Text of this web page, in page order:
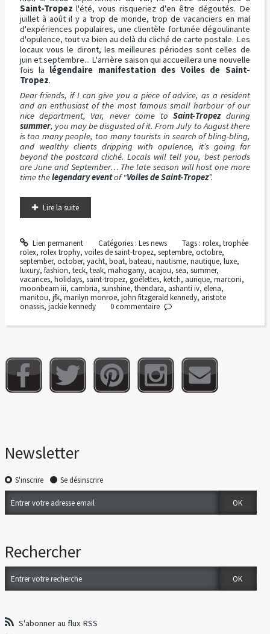
Saint-Tropez l'été, vous risqueriez d'en être dégoutés. De
juillet à août il y a trop de monde, trop de vacanciers en mal
d'expériences populaires, une clientèle fortunée dégoulinante
d'opulence, tout va bien au delà du cliché de carte postale. Les
locaux vous le diront, les meilleures périodes sont celles de
juin et septembre... L'arrière saison qui accueillera une nouvelle
fois la légendaire manifestation des Voiles de Saint-
Tropez.
Dear friends, if I can give you a piece of advice, as a resident
and an enthusiast of the most famous small harbour of our
nice department, Var, never come toSaint-Tropezduring
summer, you may be disgusted of it. From July to August there
is too many people, too many tourists in search of bling-bling,
and wealthy clients dripping with opulence, it’s going far
beyond the postcard cliché. Locals will tell you, best periods
are June and September… The late season will host one more
time thelegendary eventof "Voiles de Saint-Tropez”.
Lire la suite
Lien permanent Catégories : Les news Tags : rolex, trophée
rolex, rolex trophy, voiles de saint-tropez, septembre, octobre,
september, october, yacht, boat, bateau, nautisme, nautique, luxe,
luxury, fashion, teck, teak, mahogany, acajou, sea, summer,
vacances, holidays, saint-tropez, goélettes, ketch, aurique, marconi,
moonbeam iii, cambria, sunshine, thendara, ashanti iv, elena,
manitou, jfk, marilyn monroe, john fitzgerald kennedy, aristote
onassis, jackie kennedy 0commentaire
Newsletter
S'inscrire Se désinscrire
Rechercher
S'abonner au flux RSS